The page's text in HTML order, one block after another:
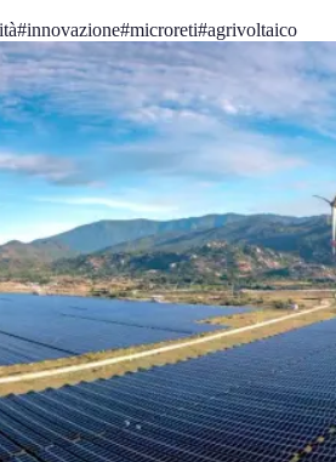
#innovazione#microreti#agrivoltaico